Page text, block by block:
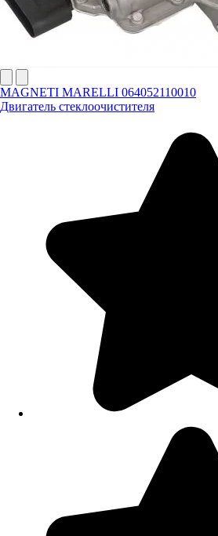
MAGNETI MARELLI 064052110010
Двигатель стеклоочистителя